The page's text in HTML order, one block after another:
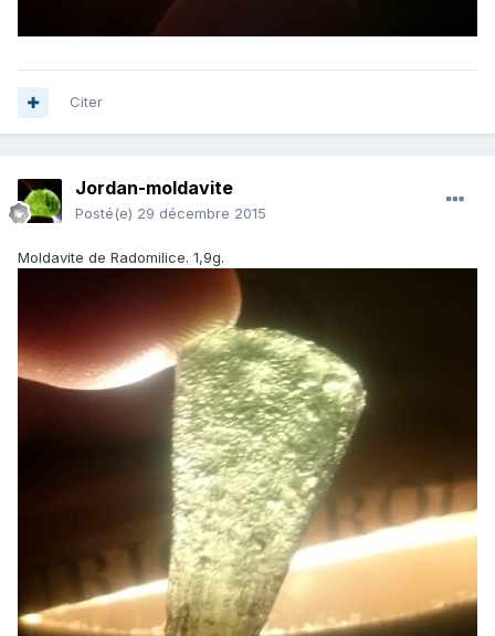
Citer
Jordan-moldavite
Posté(e) 29 décembre 2015
Moldavite de Radomilice. 1,9g.